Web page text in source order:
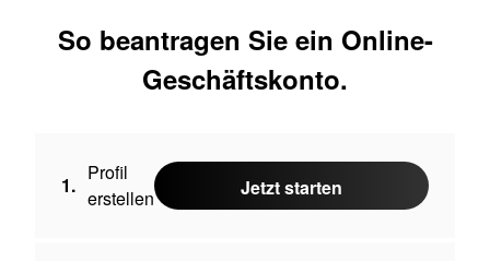
So beantragen Sie ein Online-
Geschäftskonto.
1.
Profil
erstellen
Jetzt starten